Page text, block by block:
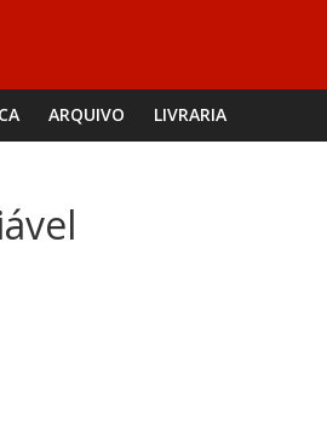
ARQUIVO LIVRARIA